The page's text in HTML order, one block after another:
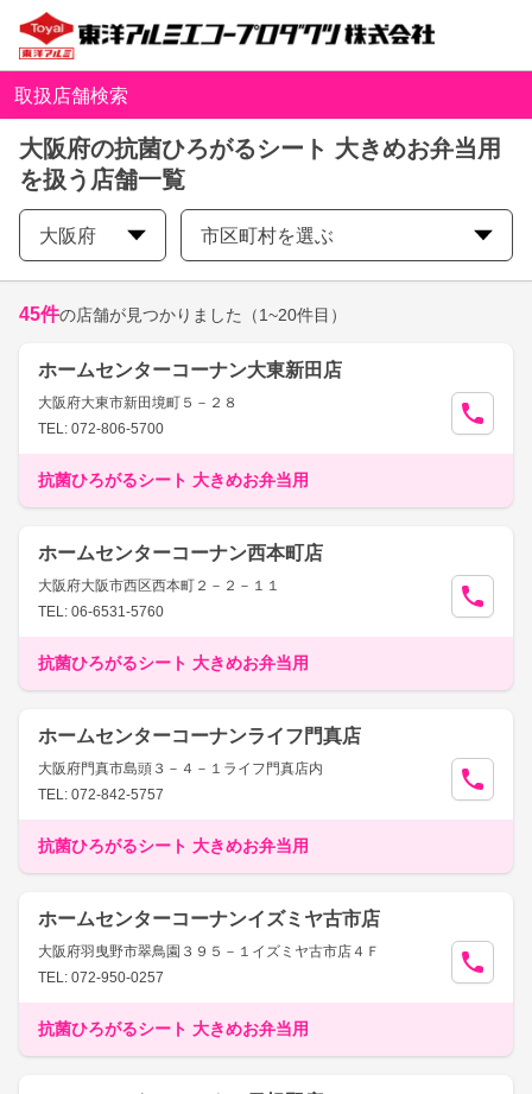
取扱店舗検索
大阪府の抗菌ひろがるシート 大きめお弁当用
を扱う店舗一覧
大阪府 市区町村を選ぶ
45件の店舗が見つかりました （1~20件目）
ホームセンターコーナン大東新田店
大阪府大東市新田境町５－２８
TEL: 072-806-5700
抗菌ひろがるシート 大きめお弁当用
ホームセンターコーナン西本町店
大阪府大阪市西区西本町２－２－１１
TEL: 06-6531-5760
抗菌ひろがるシート 大きめお弁当用
ホームセンターコーナンライフ門真店
大阪府門真市島頭３－４－１ライフ門真店内
TEL: 072-842-5757
抗菌ひろがるシート 大きめお弁当用
ホームセンターコーナンイズミヤ古市店
大阪府羽曳野市翠鳥園３９５－１イズミヤ古市店４Ｆ
TEL: 072-950-0257
抗菌ひろがるシート 大きめお弁当用